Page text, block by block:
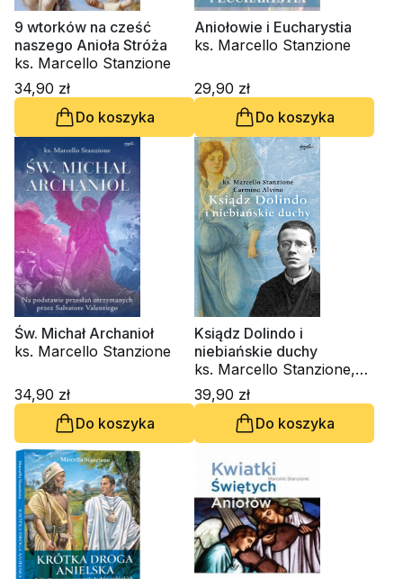
9 wtorków na cześć
naszego Anioła Stróża
ks. Marcello Stanzione
34,90 zł
Do koszyka
Aniołowie i Eucharystia
ks. Marcello Stanzione
29,90 zł
Do koszyka
Św. Michał Archanioł
ks. Marcello Stanzione
34,90 zł
Do koszyka
Ksiądz Dolindo i
niebiańskie duchy
ks. Marcello Stanzione,
Carmine Alvino
39,90 zł
Do koszyka